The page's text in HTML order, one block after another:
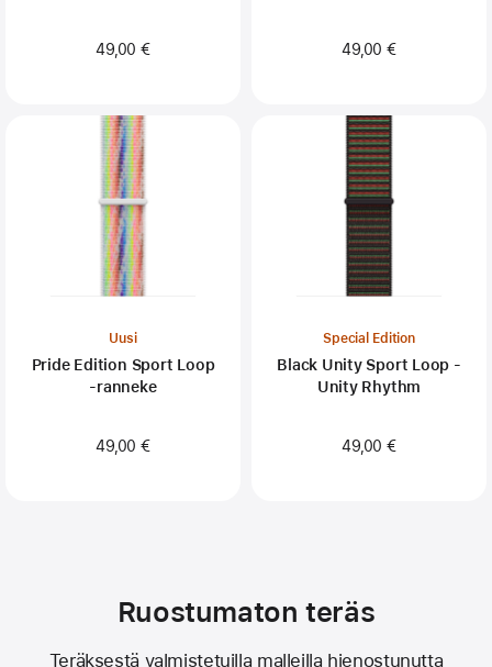
49,00 € 49,00 €
Uusi
Pride Edition Sport Loop
‑ranneke
49,00 €
Special Edition
Black Unity Sport Loop -
Unity Rhythm
49,00 €
Ruostumaton teräs
Teräksestä valmistetuilla malleilla hienostunutta